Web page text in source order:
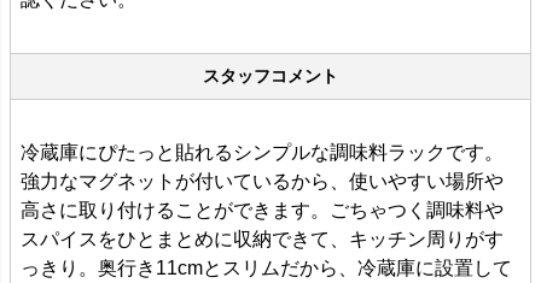
スタッフコメント
冷蔵庫にぴたっと貼れるシンプルな調味料ラックです。
強力なマグネットが付いているから、使いやすい場所や
高さに取り付けることができます。ごちゃつく調味料や
スパイスをひとまとめに収納できて、キッチン周りがす
っきり。奥行き11cmとスリムだから、冷蔵庫に設置して